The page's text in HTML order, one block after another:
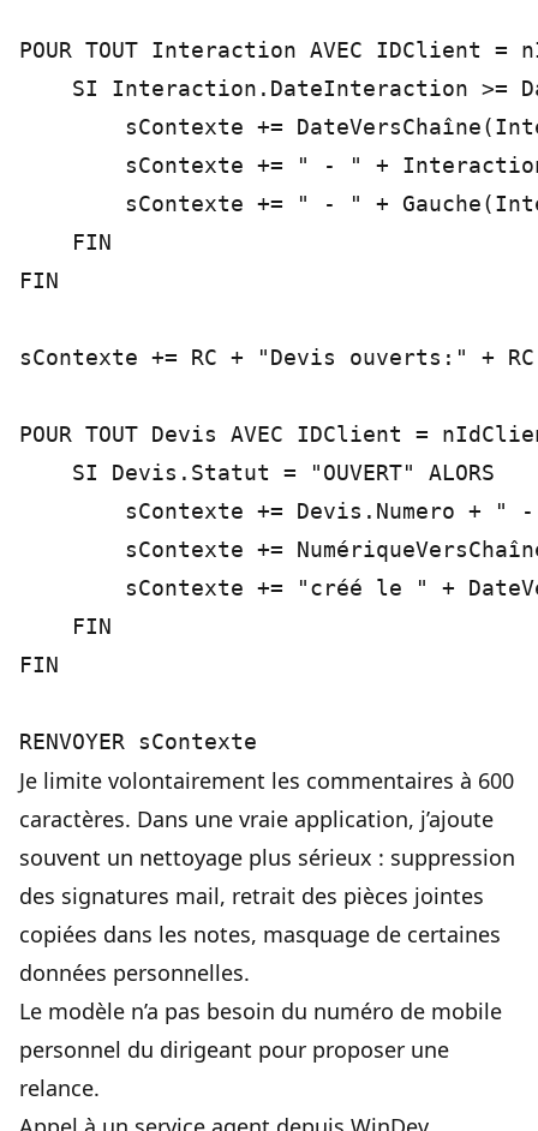
POUR TOUT Interaction AVEC IDClient =
SI Interaction.DateInteraction >=
sContexte +=
sContexte += " - " +
sContexte += " - " +
    FIN
FIN
sContexte += RC + "Devis ouverts:" + RC
POUR TOUT Devis AVEC IDClient =
    SI Devis.Statut = "OUVERT" ALORS
sContexte += Devis.Numero + "
sContexte +=
sContexte += "créé le " +
    FIN
FIN
Je limite volontairement les commentaires à 600
caractères. Dans une vraie application, j’ajoute
souvent un nettoyage plus sérieux : suppression
des signatures mail, retrait des pièces jointes
copiées dans les notes, masquage de certaines
données personnelles.
Le modèle n’a pas besoin du numéro de mobile
personnel du dirigeant pour proposer une
relance.